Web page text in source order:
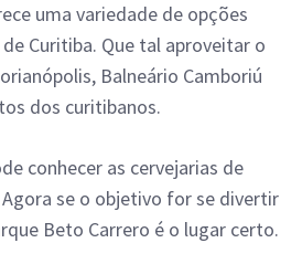
uma variedade de opções
Curitiba. Que tal aproveitar o
Balneário Camboriú
dos curitibanos.
conhecer as cervejarias de
se o objetivo for se divertir
Beto Carrero é o lugar certo.